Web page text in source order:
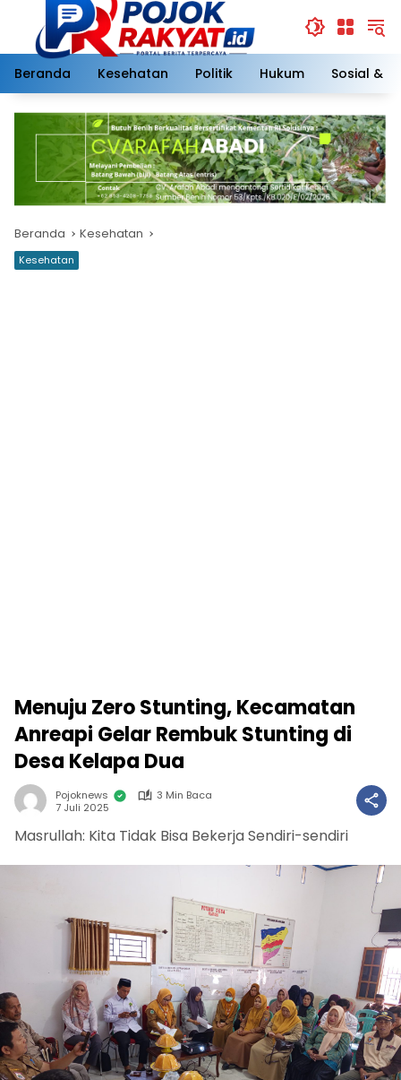
Langsung
konten
Beranda
Kesehatan Politik Hukum Sosial &
Beranda Kesehatan
Kesehatan
Menuju Zero Stunting, Kecamatan
Anreapi Gelar Rembuk Stunting di
Desa Kelapa Dua
Pojoknews
3 Min Baca
7 Juli 2025
Masrullah: Kita Tidak Bisa Bekerja Sendiri-sendiri